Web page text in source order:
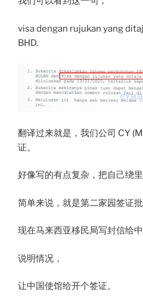
visa dengan rujukan yang
BHD.
翻译过来就是，我们公司 CY
证。
好像写的有点复杂，把自己绕里
简单来说，就是第二家园签证批
现在马来西亚移民局写封信给中
说明情况，
让中国使馆给开个签证。